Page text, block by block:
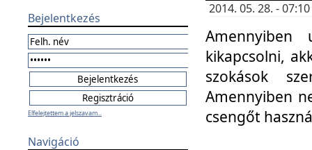
Bejelentkezés
Elfelejtettem a jelszavam...
Navigáció
2014. 05. 28. -
kikapcsolni,
szokások
Amennyiben
csengőt